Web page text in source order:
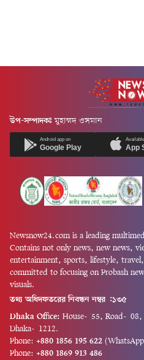
উপ-সম্পাদকঃ মুহাম্মদ ওসমান
Android app on
Google Play App
Newsnow24.com is a leading
Contains not only news, new news,
entertainment, sports, lifestyle,
committed to focusing on Probash
visuals.
তথ্য অধিদফতরের নিবন্ধন নম্বর :১৩৫
Dhaka Office: House-55, Road-
Dhaka-1212.
Phone: +880 1856 195 622
Phone: +880 1869 913 486